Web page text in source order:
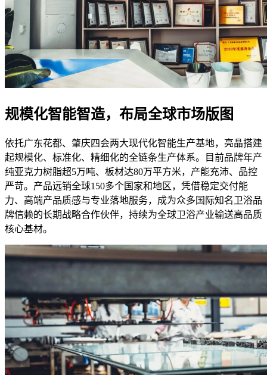
规模化智能智造，布局全球市场版图
依托广东花都、肇庆四会两大现代化智能生产基地，亮晶搭建
起规模化、标准化、精细化的全链条生产体系。目前品牌年产
纯亚克力树脂超5万吨、板材达80万平方米，产能充沛、品控
严苛。产品远销全球150多个国家和地区，凭借稳定交付能
力、高端产品质感与专业落地服务，成为众多国际知名卫浴品
牌信赖的长期战略合作伙伴，持续为全球卫浴产业输送高品质
核心基材。